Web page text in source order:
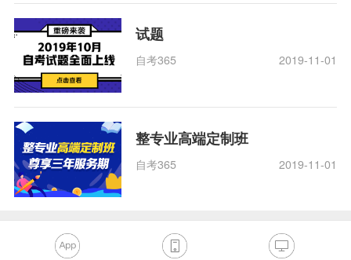
试题
自考365 2019-11-01
整专业高端定制班
自考365 2019-11-01